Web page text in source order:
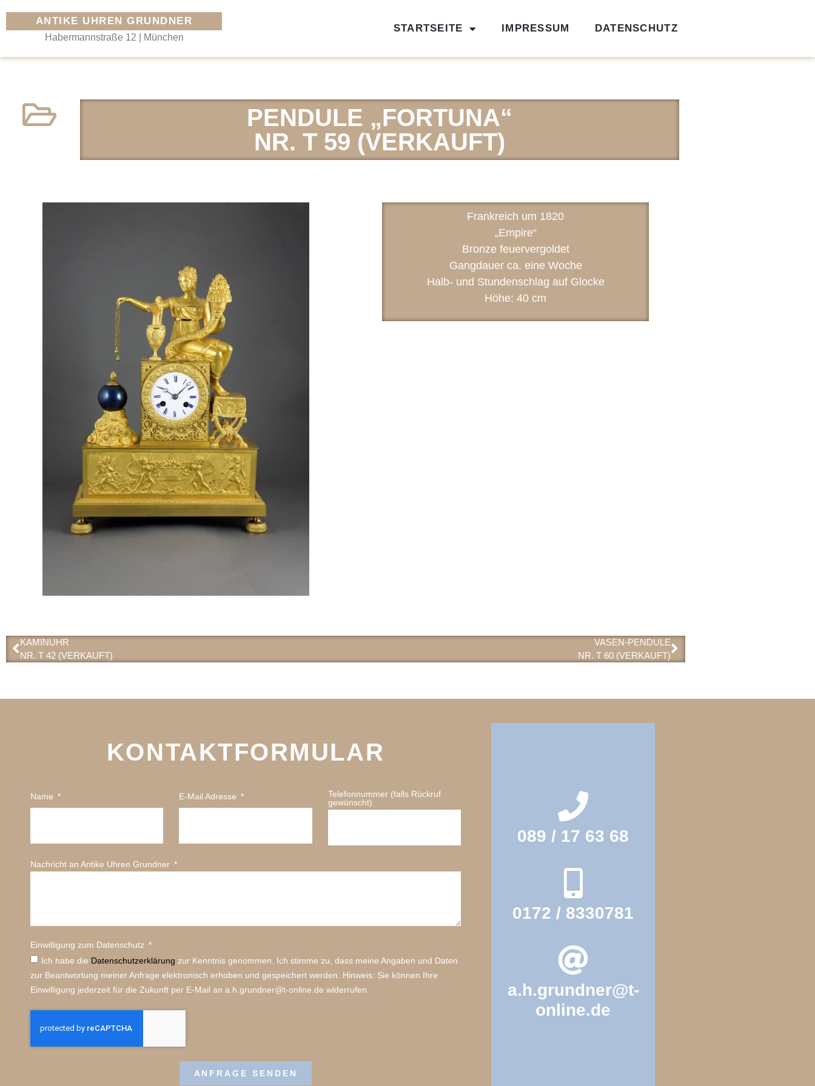
ANTIKE UHREN GRUNDNER
Habermannstraße 12 | München
STARTSEITE IMPRESSUM DATENSCHUTZ
PENDULE „FORTUNA“
NR. T 59 (VERKAUFT)
Frankreich um 1820
„Empire“
Bronze feuervergoldet
Gangdauer ca. eine Woche
Halb- und Stundenschlag auf Glocke
Höhe: 40 cm
KAMINUHR
NR. T 42 (VERKAUFT)
VASEN-PENDULE
NR. T 60 (VERKAUFT)
KONTAKTFORMULAR
Name E-Mail Adresse
Telefonnummer (falls Rückruf
gewünscht)
Nachricht an Antike Uhren Grundner
Einwilligung zum Datenschutz
Ich habe die Datenschutz­erklärung zur Kenntnis genommen. Ich stimme zu, dass meine Angaben und Daten
zur Beantwortung meiner Anfrage elektronisch erhoben und gespeichert werden. Hinweis: Sie können Ihre
Einwilligung jederzeit für die Zukunft per E-Mail an a.h.grundner@t-online.de widerrufen.
ANFRAGE SENDEN
089 / 17 63 68
0172 / 8330781
a.h.grundner@t-
online.de